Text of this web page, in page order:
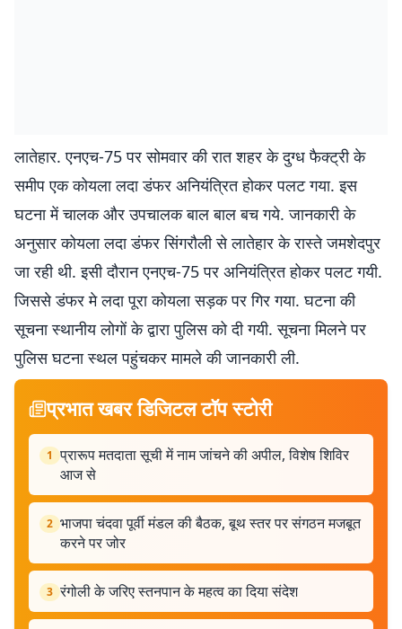
लातेहार. एनएच-75 पर सोमवार की रात शहर के दुग्ध फैक्ट्री के
समीप एक कोयला लदा डंफर अनियंत्रित होकर पलट गया. इस
घटना में चालक और उपचालक बाल बाल बच गये. जानकारी के
अनुसार कोयला लदा डंफर सिंगरौली से लातेहार के रास्ते जमशेदपुर
जा रही थी. इसी दौरान एनएच-75 पर अनियंत्रित होकर पलट गयी.
जिससे डंफर मे लदा पूरा कोयला सड़क पर गिर गया. घटना की
सूचना स्थानीय लोगों के द्वारा पुलिस को दी गयी. सूचना मिलने पर
पुलिस घटना स्थल पहुंचकर मामले की जानकारी ली.
प्रभात खबर डिजिटल टॉप स्टोरी
1 प्रारूप मतदाता सूची में नाम जांचने की अपील, विशेष शिविर
आज से
2 भाजपा चंदवा पूर्वी मंडल की बैठक, बूथ स्तर पर संगठन मजबूत
करने पर जोर
3 रंगोली के जरिए स्तनपान के महत्व का दिया संदेश